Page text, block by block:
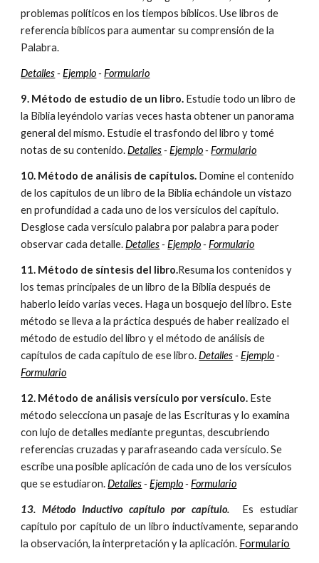
problemas políticos en los tiempos bíblicos. Use libros de
referencia bíblicos para aumentar su comprensión de la
Palabra.
Detalles-Ejemplo-Formulario
9. Método de estudio de un libro. Estudie todo un libro de
la Biblia leyéndolo varias veces hasta obtener un panorama
general del mismo. Estudie el trasfondo del libro y tomé
notas de su contenido.Detalles-Ejemplo-Formulario
10. Método de análisis de capítulos. Domine el contenido
de los capítulos de un libro de la Biblia echándole un vistazo
en profundidad a cada uno de los versículos del capítulo.
Desglose cada versículo palabra por palabra para poder
observar cada detalle.Detalles-Ejemplo-Formulario
11. Método de síntesis del libro.Resuma los contenidos y
los temas principales de un libro de la Biblia después de
haberlo leído varias veces. Haga un bosquejo del libro. Este
método se lleva a la práctica después de haber realizado el
método de estudio del libro y el método de análisis de
capítulos de cada capítulo de ese libro.Detalles-Ejemplo-
Formulario
12. Método de análisis versículo por versículo. Este
método selecciona un pasaje de las Escrituras y lo examina
con lujo de detalles mediante preguntas, descubriendo
referencias cruzadas y parafraseando cada versículo. Se
escribe una posible aplicación de cada uno de los versículos
que se estudiaron.Detalles-Ejemplo-Formulario
13. Método Inductivo capítulo por capítulo.
Es estudiar
capítulo por capítulo de un libro inductivamente, separando
la observación, la interpretación y la aplicación. Formulario